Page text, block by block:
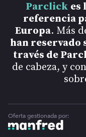
Parclick es
referencia
Europa. Más
han reservado
través de
de cabeza, y
Oferta gestionada por: